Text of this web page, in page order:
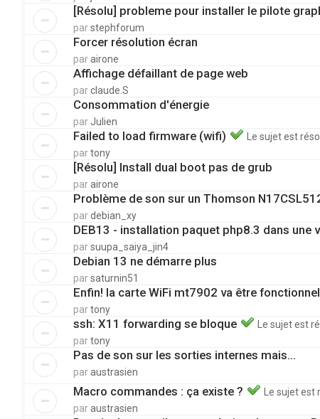
[Résolu] probleme pour installer le pilote
parstephforum
Forcer résolution écran
parairone
Affichage défaillant de page web
parclaude.S
Consommation d'énergie
par Julien
Failed to load firmware (wifi)
Le sujet est
partony
[Résolu] Install dual boot pas de grub
parairone
Problème de son sur un Thomson
pardebian_xy
DEB13 - installation paquet php8.3 dans une
parsuupa_saiya_jin4
Debian 13 ne démarre plus
parsaturnin51
Enfin! la carte WiFi mt7902 va être
partony
ssh: X11 forwarding se bloque
Le sujet est
partony
Pas de son sur les sorties internes mais...
paraustrasien
Macro commandes : ça existe ?
Le sujet est
paraustrasien